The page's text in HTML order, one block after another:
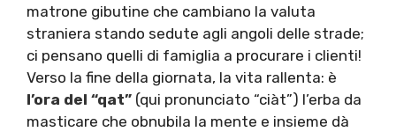
matrone gibutine che cambiano la valuta
straniera stando sedute agli angoli delle strade;
ci pensano quelli di famiglia a procurare i clienti!
Verso la fine della giornata, la vita rallenta: è
l’ora del “qat” (qui pronunciato “ciàt”) l’erba da
masticare che obnubila la mente e insieme dà